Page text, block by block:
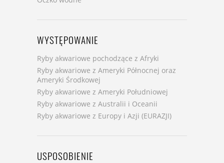
WYSTĘPOWANIE
Ryby akwariowe pochodzące z Afryki
Ryby akwariowe z Ameryki Północnej oraz
Ameryki Środkowej
Ryby akwariowe z Ameryki Południowej
Ryby akwariowe z Australii i Oceanii
Ryby akwariowe z Europy i Azji (EURAZJI)
USPOSOBIENIE